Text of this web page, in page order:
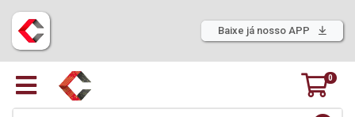
Baixe já nosso APP
0